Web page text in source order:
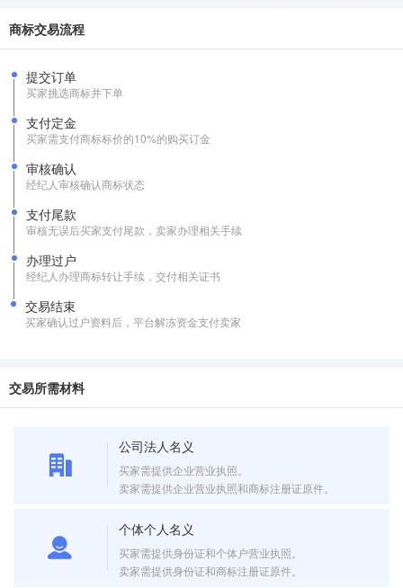
商标交易流程
提交订单
买家挑选商标并下单
支付定金
买家需支付商标标价的10%的购买订金
审核确认
经纪人审核确认商标状态
支付尾款
审核无误后买家支付尾款，卖家办理相关手续
办理过户
经纪人办理商标转让手续，交付相关证书
交易结束
买家确认过户资料后，平台解冻资金支付卖家
交易所需材料
公司法人名义
买家需提供企业营业执照。
卖家需提供企业营业执照和商标注册证原件。
个体个人名义
买家需提供身份证和个体户营业执照。
卖家需提供身份证和商标注册证原件。